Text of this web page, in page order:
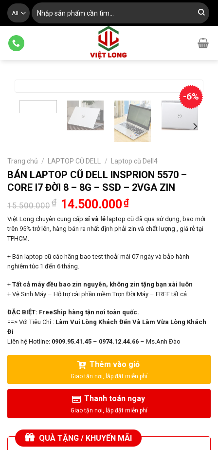
Skip
Tìm
kiếm:
-6%
Trang chủ / LAPTOP CŨ DELL / Laptop cũ Dell4
BÁN LAPTOP CŨ DELL INSPRION 5570 –
CORE I7 ĐỜI 8 – 8G – SSD – 2VGA ZIN
15.500.000₫ Giá
gốc
là:
15.500.000₫.
14.500.000₫Giá
tại
là:
14.500.000₫.
Việt Long chuyên cung cấp sỉ và lẻ laptop cũ đã qua sử dụng, bao mới
trên 95% trở lên, hàng bán ra nhất định phải zin và chất lượng , giá rẻ tại
TPHCM.
+ Bán laptop cũ các hãng bao test thoải mái 07 ngày và bảo hành
nghiêm túc 1 đến 6 tháng.
+ Tất cả máy đều bao zin nguyên, không zin tặng bạn xài luôn
+ Vệ Sinh Máy – Hỗ trợ cài phần mềm Trọn Đời Máy – FREE tất cả
ĐẶC BIỆT: FreeShip hàng tận nơi toàn quốc.
==> Với Tiêu Chí : Làm Vui Lòng Khách Đến Và Làm Vừa Lòng Khách
Đi
Liên hệ Hotline: 0909.95.41.45 – 0974.12.44.66 – Ms.Anh Đào
Thêm vào giỏ
Thanh toán ngay
QUÀ TẶNG / KHUYẾN MÃI